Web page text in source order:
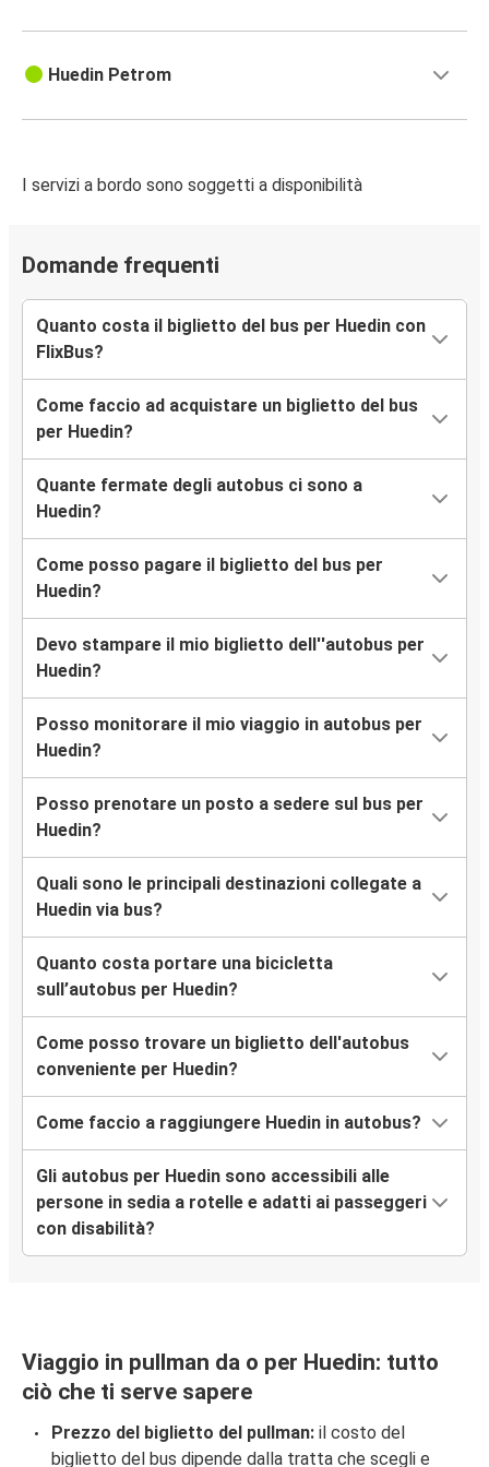
Huedin Petrom
I servizi a bordo sono soggetti a disponibilità
Domande frequenti
Quanto costa il biglietto del bus per Huedin con
FlixBus?
Come faccio ad acquistare un biglietto del bus
per Huedin?
Quante fermate degli autobus ci sono a
Huedin?
Come posso pagare il biglietto del bus per
Huedin?
Devo stampare il mio biglietto dell''autobus per
Huedin?
Posso monitorare il mio viaggio in autobus per
Huedin?
Posso prenotare un posto a sedere sul bus per
Huedin?
Quali sono le principali destinazioni collegate a
Huedin via bus?
Quanto costa portare una bicicletta
sull’autobus per Huedin?
Come posso trovare un biglietto dell'autobus
conveniente per Huedin?
Come faccio a raggiungere Huedin in autobus?
Gli autobus per Huedin sono accessibili alle
persone in sedia a rotelle e adatti ai passeggeri
con disabilità?
Viaggio in pullman da o per Huedin: tutto
ciò che ti serve sapere
Prezzo del biglietto del pullman: il costo del
biglietto del bus dipende dalla tratta che scegli e